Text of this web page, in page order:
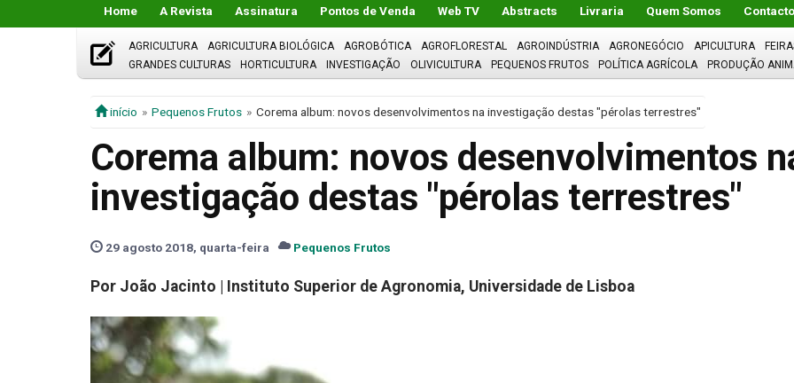
Home A Revista Assinatura Pontos de Venda Web TV Abstracts Livraria Quem Somos
AGRICULTURA AGRICULTURA BIOLÓGICA AGROBÓTICA AGROFLORESTAL AGROINDÚSTRIA AGRONEGÓCIO APICULTURA
GRANDES CULTURAS
HORTICULTURA INVESTIGAÇÃO OLIVICULTURA PEQUENOS FRUTOS POLÍTICA AGRÍCOLA PRODUÇÃO
início Pequenos Frutos Corema album: novos desenvolvimentos na investigação destas "pérolas terrestres"
Corema album: novos desenvolvimentos
investigação destas "pérolas terrestres"
29 agosto 2018, quarta-feira Pequenos Frutos
Por João Jacinto | Instituto Superior de Agronomia, Universidade de Lisboa